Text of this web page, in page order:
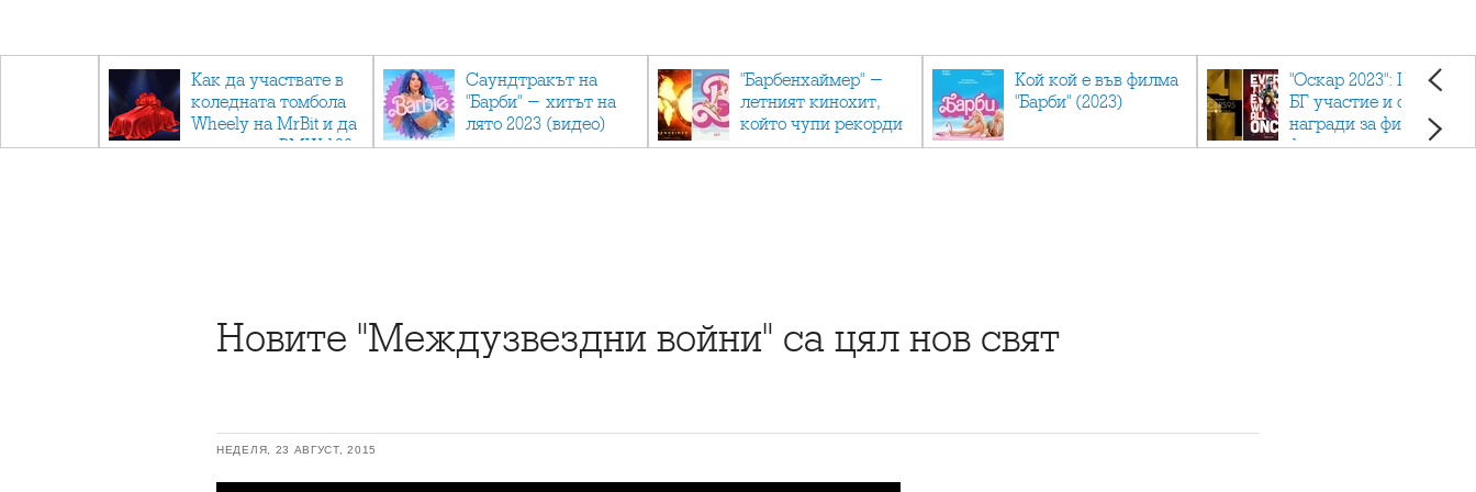
Как да участвате в
коледната томбола
Wheely на MrBit и да
спечелите BMW 120
Саундтракът на
"Барби" - хитът на
лято 2023 (видео)
"Барбенхаймер" -
летният кинохит,
който чупи рекорди
Кой кой е във филма
"Барби" (2023)
"Оскар 2023": Приз с
БГ участие и седем
награди за филма
фаворит
Новите "Междузвездни войни" са цял нов свят
НЕДЕЛЯ, 23 АВГУСТ, 2015